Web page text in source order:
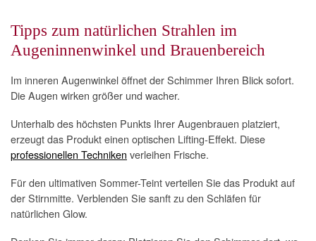
Tipps zum natürlichen Strahlen im
Augeninnenwinkel und Brauenbereich
Im inneren Augenwinkel öffnet der Schimmer Ihren Blick sofort.
Die Augen wirken größer und wacher.
Unterhalb des höchsten Punkts Ihrer Augenbrauen platziert,
erzeugt das Produkt einen optischen Lifting-Effekt. Diese
professionellen Techniken verleihen Frische.
Für den ultimativen Sommer-Teint verteilen Sie das Produkt auf
der Stirnmitte. Verblenden Sie sanft zu den Schläfen für
natürlichen Glow.